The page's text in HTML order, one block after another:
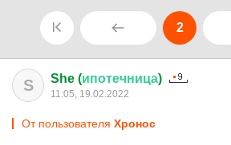
2
S She (ипотечница)
11:05, 19.02.2022
От пользователя Хронос